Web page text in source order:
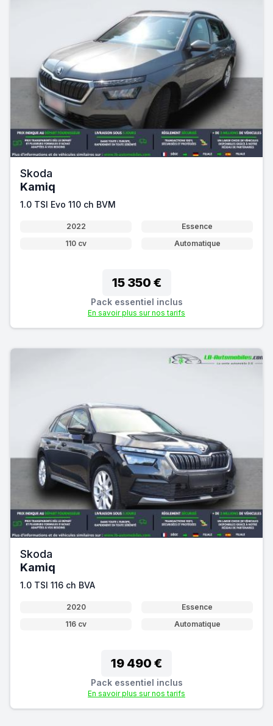
Skoda
Kamiq
1.0 TSI Evo 110 ch BVM
2022
Essence
110 cv
Automatique
15 350 €
Pack essentiel inclus
En savoir plus sur nos tarifs
Skoda
Kamiq
1.0 TSI 116 ch BVA
2020
Essence
116 cv
Automatique
19 490 €
Pack essentiel inclus
En savoir plus sur nos tarifs